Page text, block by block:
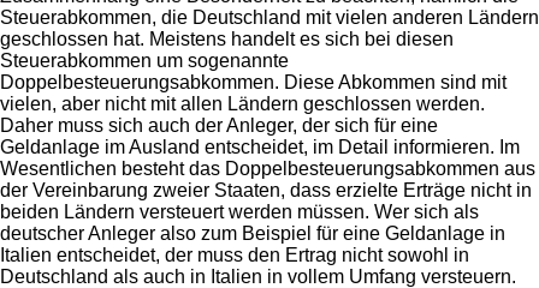
Steuerabkommen, die Deutschland mit vielen anderen Ländern
geschlossen hat. Meistens handelt es sich bei diesen
Steuerabkommen um sogenannte
Doppelbesteuerungsabkommen. Diese Abkommen sind mit
vielen, aber nicht mit allen Ländern geschlossen werden.
Daher muss sich auch der Anleger, der sich für eine
Geldanlage im Ausland entscheidet, im Detail informieren. Im
Wesentlichen besteht das Doppelbesteuerungsabkommen aus
der Vereinbarung zweier Staaten, dass erzielte Erträge nicht in
beiden Ländern versteuert werden müssen. Wer sich als
deutscher Anleger also zum Beispiel für eine Geldanlage in
Italien entscheidet, der muss den Ertrag nicht sowohl in
Deutschland als auch in Italien in vollem Umfang versteuern.